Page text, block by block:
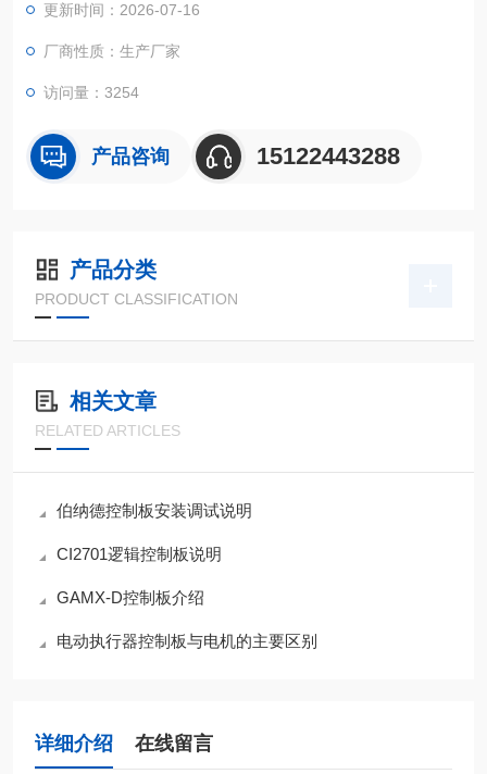
更新时间：2026-07-16
厂商性质：生产厂家
访问量：3254
产品咨询 15122443288
产品分类
PRODUCT CLASSIFICATION
相关文章
RELATED ARTICLES
伯纳德控制板安装调试说明
CI2701逻辑控制板说明
GAMX-D控制板介绍
电动执行器控制板与电机的主要区别
详细介绍 在线留言